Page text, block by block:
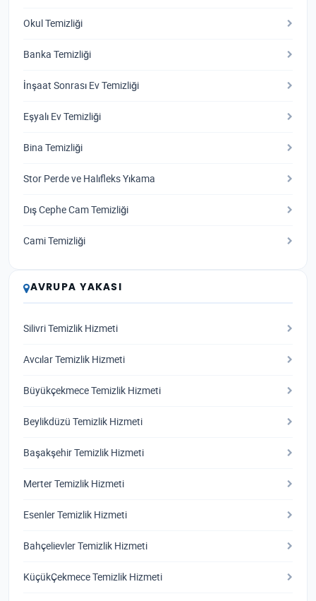
Okul Temizliği
Banka Temizliği
İnşaat Sonrası Ev Temizliği
Eşyalı Ev Temizliği
Bina Temizliği
Stor Perde ve Halıfleks Yıkama
Dış Cephe Cam Temizliği
Cami Temizliği
AVRUPA YAKASI
Silivri Temizlik Hizmeti
Avcılar Temizlik Hizmeti
Büyükçekmece Temizlik Hizmeti
Beylikdüzü Temizlik Hizmeti
Başakşehir Temizlik Hizmeti
Merter Temizlik Hizmeti
Esenler Temizlik Hizmeti
Bahçelievler Temizlik Hizmeti
KüçükÇekmece Temizlik Hizmeti